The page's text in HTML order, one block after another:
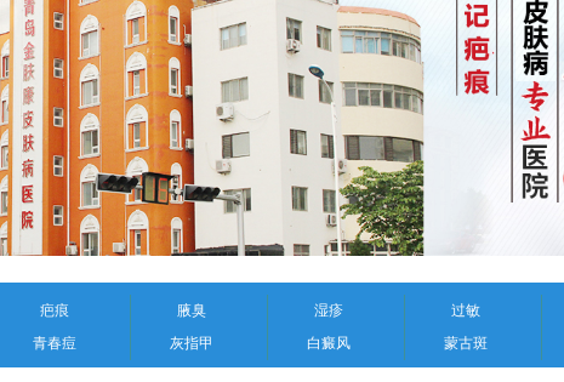
疤痕 腋臭 湿疹 过敏
青春痘 灰指甲 白癜风 蒙古斑